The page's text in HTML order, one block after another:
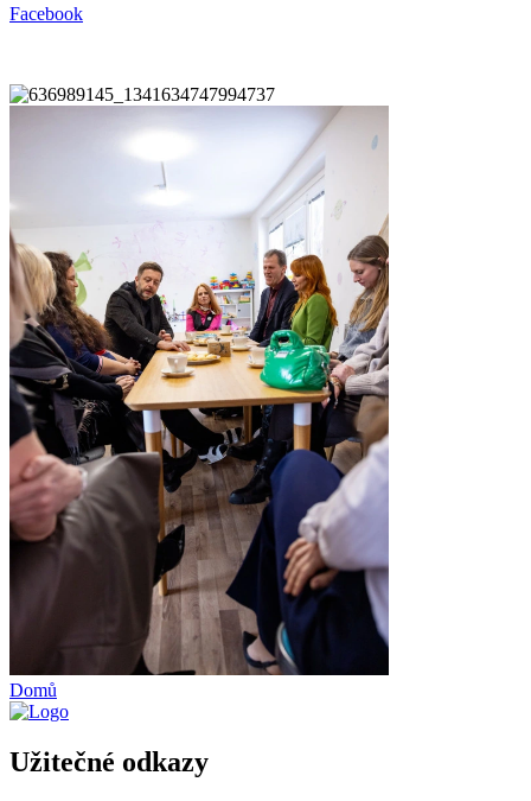
Facebook
Domů
Užitečné odkazy